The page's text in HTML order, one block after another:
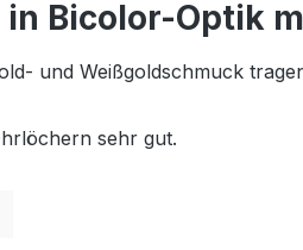
Bicolor-Optik
und Weißgoldschmuck
sehr gut.